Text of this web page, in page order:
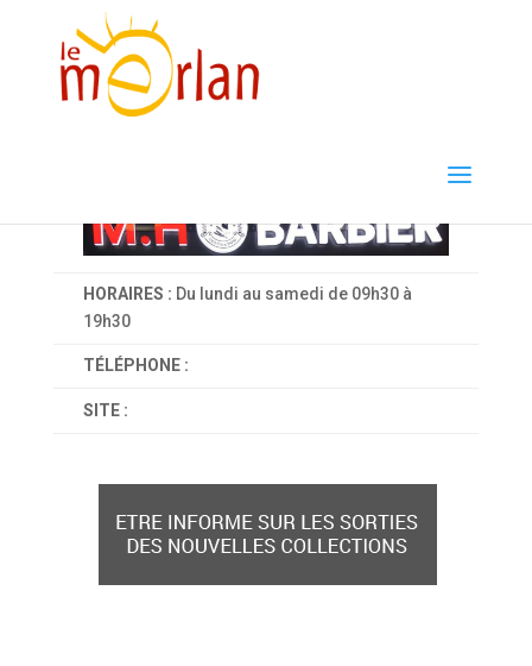
HORAIRES : Du lundi au samedi de 09h30 à
19h30
TÉLÉPHONE :
SITE :